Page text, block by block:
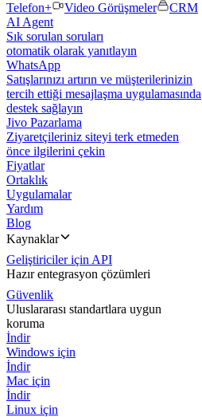
Telefon+
Video Görüşmeler
CRM
AI Agent
Sık sorulan soruları
otomatik olarak yanıtlayın
WhatsApp
Satışlarınızı artırın ve müşterilerinizin
tercih ettiği mesajlaşma uygulamasında
destek sağlayın
Jivo Pazarlama
Ziyaretçileriniz siteyi terk etmeden
önce ilgilerini çekin
Fiyatlar
Ortaklık
Uygulamalar
Yardım
Blog
Kaynaklar
Geliştiriciler için API
Hazır entegrasyon çözümleri
Güvenlik
Uluslararası standartlara uygun
koruma
İndir
Windows için
İndir
Mac için
İndir
Linux için